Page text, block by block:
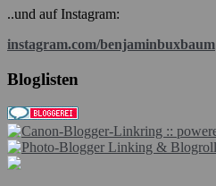
..und auf Instagram:
instagram.com/benjaminbuxbaum
Bloglisten